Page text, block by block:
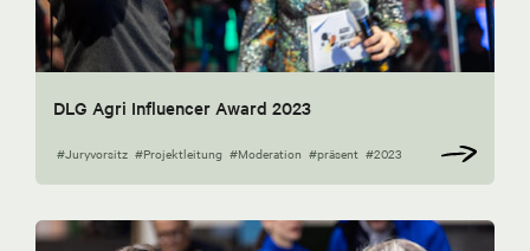
DLG Agri Influencer Award 2023
#Juryvorsitz #Projektleitung #Moderation #präsent #2023